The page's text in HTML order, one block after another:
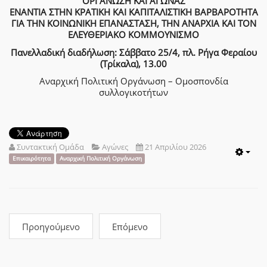
ΕΝΑΝΤΙΑ ΣΤΗΝ ΚΡΑΤΙΚΗ ΚΑΙ ΚΑΠΙΤΑΛΙΣΤΙΚΗ ΒΑΡΒΑΡΟΤΗΤΑ
ΓΙΑ ΤΗΝ ΚΟΙΝΩΝΙΚΗ ΕΠΑΝΑΣΤΑΣΗ, ΤΗΝ ΑΝΑΡΧΙΑ ΚΑΙ ΤΟΝ
ΕΛΕΥΘΕΡΙΑΚΟ ΚΟΜΜΟΥΝΙΣΜΟ
Πανελλαδική διαδήλωση: Σάββατο 25/4, πλ. Ρήγα Φεραίου
(Τρίκαλα), 13.00
Αναρχική Πολιτική Οργάνωση – Ομοσπονδία
συλλογικοτήτων
Συντακτική Ομάδα Αγώνες 21 Απριλίου 2026
Επικαιρότητα Αναρχική Πολιτική Οργάνωση
Προηγούμενο Επόμενο